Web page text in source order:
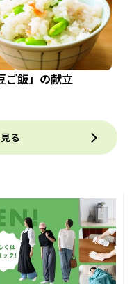
ご飯」の献立
る